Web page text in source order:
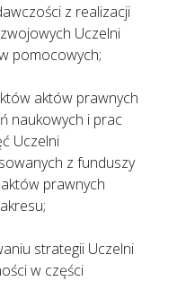
z realizacji
Uczelni
pomocowych;
aktów prawnych
naukowych i prac
Uczelni
z funduszy
prawnych
strategii Uczelni
w części